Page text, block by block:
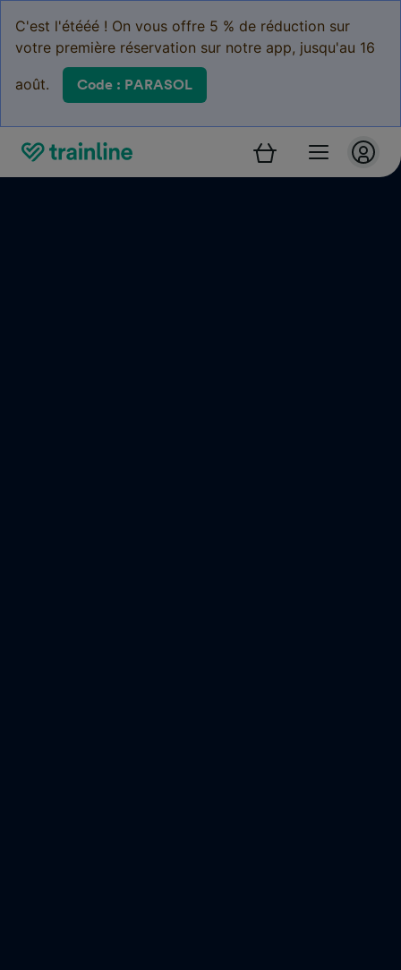
C'est l'étééé ! On vous offre 5 % de réduction sur
votre première réservation sur notre app, jusqu'au 16
août. Code : PARASOL